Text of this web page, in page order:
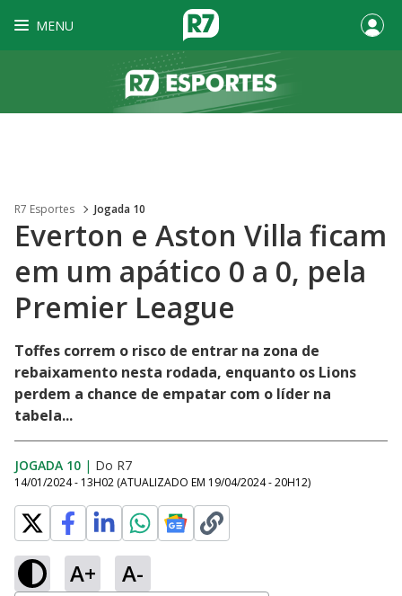
MENU
R7 Esportes Jogada 10
Everton e Aston Villa ficam
em um apático 0 a 0, pela
Premier League
Toffes correm o risco de entrar na zona de
rebaixamento nesta rodada, enquanto os Lions
perdem a chance de empatar com o líder na
tabela...
JOGADA 10 | Do R7
14/01/2024 - 13H02 (ATUALIZADO EM 19/04/2024 - 20H12)
A+ A-